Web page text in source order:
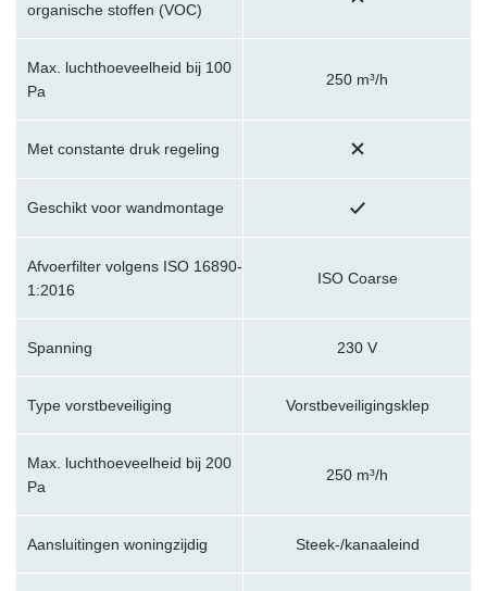
organische stoffen (VOC)
Max. luchthoeveelheid bij 100
Pa
250 m³/h
Met constante druk regeling
Geschikt voor wandmontage
Afvoerfilter volgens ISO 16890-
1:2016
ISO Coarse
Spanning 230 V
Type vorstbeveiliging Vorstbeveiligingsklep
Max. luchthoeveelheid bij 200
Pa
250 m³/h
Aansluitingen woningzijdig Steek-/kanaaleind